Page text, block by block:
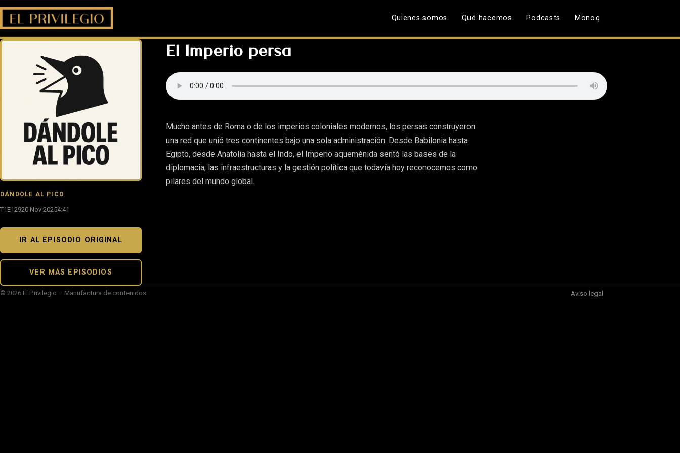
Quienes somos Qué hacemos Podcasts Monoq
DÁNDOLE AL PICO
T1E12920 Nov 20254:41
IR AL EPISODIO ORIGINAL
VER MÁS EPISODIOS
El Imperio persa
Mucho antes de Roma o de los imperios coloniales modernos, los persas construyeron
una red que unió tres continentes bajo una sola administración. Desde Babilonia hasta
Egipto, desde Anatolia hasta el Indo, el Imperio aqueménida sentó las bases de la
diplomacia, las infraestructuras y la gestión política que todavía hoy reconocemos como
pilares del mundo global.
© 2026 El Privilegio – Manufactura de contenidos Aviso legal